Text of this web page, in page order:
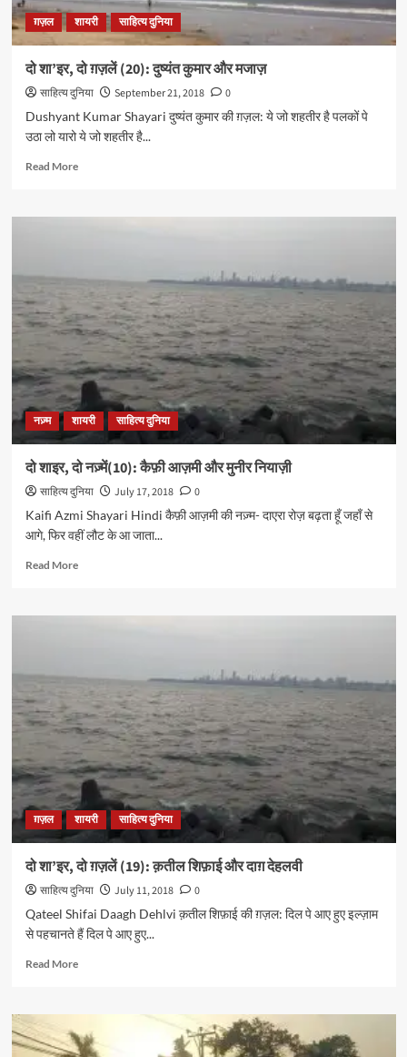
ग़ज़ल शायरी साहित्य दुनिया
दो शा’इर, दो ग़ज़लें (20): दुष्यंत कुमार और मजाज़
साहित्य दुनिया September 21, 2018
0
Dushyant Kumar Shayari दुष्यंत कुमार की ग़ज़ल: ये जो शहतीर है पलकों पे
उठा लो यारो ये जो शहतीर है...
Read MoreRead
दो
कुमार
और
मजाज़
नज़्म शायरी साहित्य दुनिया
दो शाइर, दो नज़्में(10): कैफ़ी आज़मी और मुनीर नियाज़ी
साहित्य दुनिया July 17, 2018
0
Kaifi Azmi Shayari Hindi कैफ़ी आज़मी की नज़्म- दाएरा रोज़ बढ़ता हूँ जहाँ से
आगे, फिर वहीं लौट के आ जाता...
Read MoreRead
दो
और
मुनीर
नियाज़ी
ग़ज़ल शायरी साहित्य दुनिया
दो शा’इर, दो ग़ज़लें (19): क़तील शिफ़ाई और दाग़ देहलवी
साहित्य दुनिया July 11, 2018
0
Qateel Shifai Daagh Dehlvi क़तील शिफ़ाई की ग़ज़ल: दिल पे आए हुए इल्ज़ाम
से पहचानते हैं दिल पे आए हुए...
Read MoreRead
दो
शा’इर,
दो